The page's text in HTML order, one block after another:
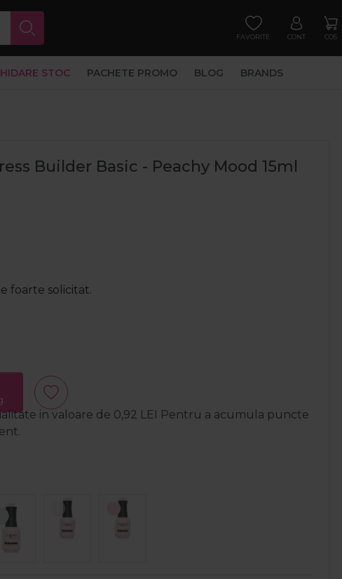
FAVORITE CONT COS
STOC PACHETE PROMO BLOG BRANDS
Builder Basic - Peachy Mood 15ml
foarte solicitat.
in valoare de 0,92 LEI Pentru a acumula puncte